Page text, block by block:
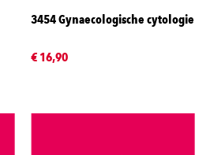
3454 Gynaecologische cytologie
€ 16,90